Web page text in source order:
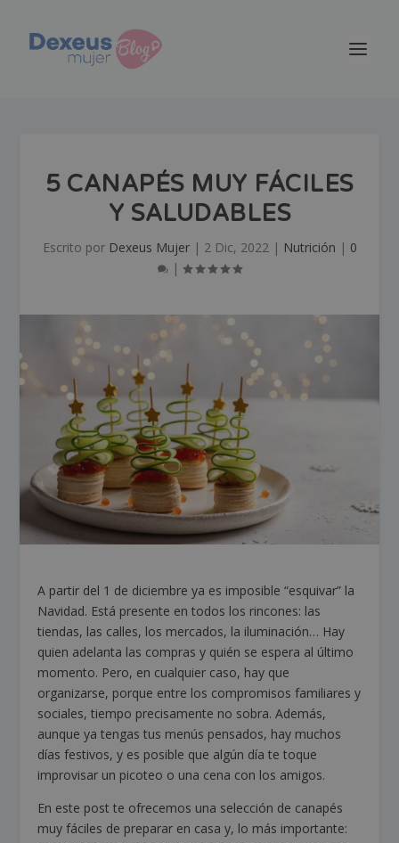
5 CANAPÉS MUY FÁCILES
Y SALUDABLES
Escrito por Dexeus Mujer| 2 Dic, 2022| Nutrición | 0
|
A partir del 1 de diciembre ya es imposible “esquivar” la
Navidad. Está presente en todos los rincones: las
tiendas, las calles, los mercados, la iluminación… Hay
quien adelanta las compras y quién se espera al último
momento. Pero, en cualquier caso, hay que
organizarse, porque entre los compromisos familiares y
sociales, tiempo precisamente no sobra. Además,
aunque ya tengas tus menús pensados, hay muchos
días festivos, y es posible que algún día te toque
improvisar un picoteo o una cena con los amigos.
En este post te ofrecemos una selección de canapés
muy fáciles de preparar en casa y, lo más importante: